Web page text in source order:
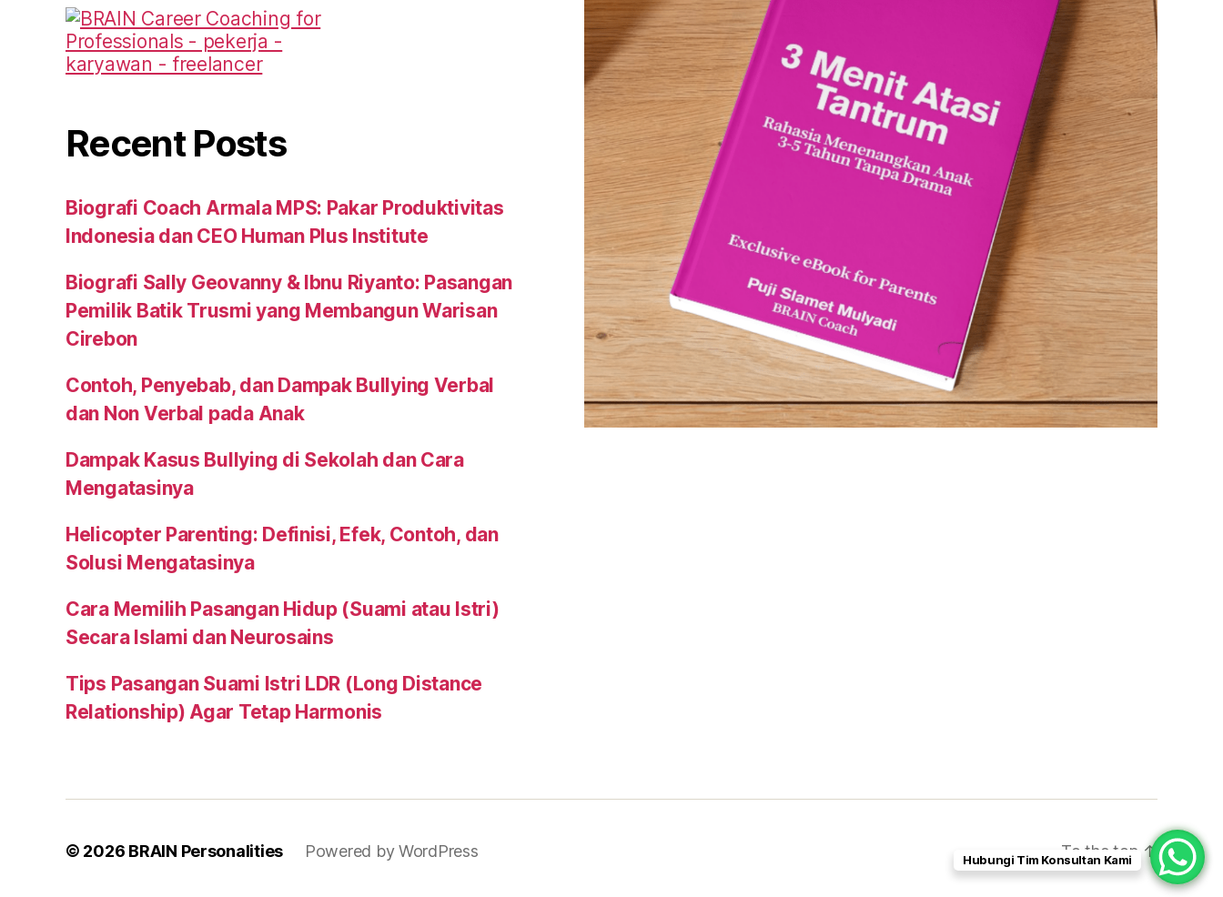
Recent Posts
Biografi Coach Armala MPS: Pakar Produktivitas
Indonesia dan CEO Human Plus Institute
Biografi Sally Geovanny & Ibnu Riyanto: Pasangan
Pemilik Batik Trusmi yang Membangun Warisan
Cirebon
Contoh, Penyebab, dan Dampak Bullying Verbal
dan Non Verbal pada Anak
Dampak Kasus Bullying di Sekolah dan Cara
Mengatasinya
Helicopter Parenting: Definisi, Efek, Contoh, dan
Solusi Mengatasinya
Cara Memilih Pasangan Hidup (Suami atau Istri)
Secara Islami dan Neurosains
Tips Pasangan Suami Istri LDR (Long Distance
Relationship) Agar Tetap Harmonis
© 2026 BRAIN Personalities Powered by WordPress To the top ↑
Hubungi Tim Konsultan Kami